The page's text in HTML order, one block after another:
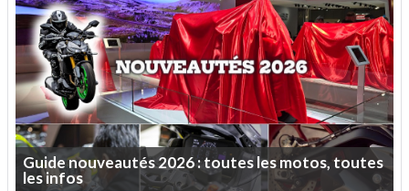
Guidenouveautés2026:touteslesmotos,toutes
lesinfos